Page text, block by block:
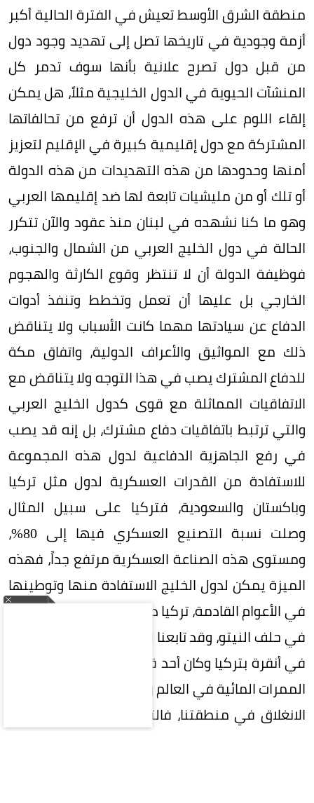
منطقة الشرق الأوسط تعيش في الفترة الحالية أكبر
أزمة وجودية في تاريخها تصل إلى تهديد وجود دول
من قبل دول تصرح علانية بأنها سوف تدمر كل
المنشآت الحيوية في الدول الخليجية مثلاً، هل يمكن
إلقاء اللوم على هذه الدول أن ترفع من تحالفاتها
المشتركة مع دول إقليمية كبيرة في الإقليم لتعزيز
أمنها وحدودها من هذه التهديدات من هذه الدولة
أو تلك أو من مليشيات تابعة لها ضد إقليمها العربي
وهو ما كنا نشهده في لبنان منذ عقود والآن تتكرر
الحالة في دول الخليج العربي من الشمال والجنوب،
فوظيفة الدولة أن لا تنتظر وقوع الكارثة والهجوم
الخارجي بل عليها أن تعمل وتخطط وتنفذ أدوات
الدفاع عن سيادتها مهما كانت الأسباب ولا يتناقض
ذلك مع المواثيق والأعراف الدولية، واتفاق مكة
للدفاع المشترك يصب في هذا التوجه ولا يتناقض مع
الاتفاقيات المماثلة مع قوى كدول الخليج العربي
والتي ترتبط باتفاقيات دفاع مشترك، بل إنه قد يصب
في رفع الجاهزية الدفاعية لدول هذه المجموعة
للاستفادة من القدرات العسكرية لدول مثل تركيا
وباكستان والسعودية، فتركيا على سبيل المثال
وصلت نسبة التصنيع العسكري فيها إلى 80%،
ومستوى هذه الصناعة العسكرية مرتفع جداً، فهذه
الميزة يمكن لدول الخليج الاستفادة منها وتوطينها
في الأعوام القادمة، تركيا دولة ذات ثقل دولي كعضو
في حلف النيتو، وقد تابعنا القمة الأخيرة لهذا الحلف
في أنقرة بتركيا وكان أحد قراراته المهمة هو حماية
الممرات المائية في العالم وهي التي تعيش حالة من
الانغلاق في منطقتنا، فالتوجهات الإقليمية تلتقي